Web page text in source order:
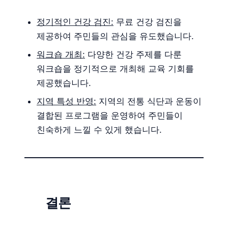
정기적인 건강 검진: 무료 건강 검진을
제공하여 주민들의 관심을 유도했습니다.
워크숍 개최: 다양한 건강 주제를 다룬
워크숍을 정기적으로 개최해 교육 기회를
제공했습니다.
지역 특성 반영: 지역의 전통 식단과 운동이
결합된 프로그램을 운영하여 주민들이
친숙하게 느낄 수 있게 했습니다.
결론